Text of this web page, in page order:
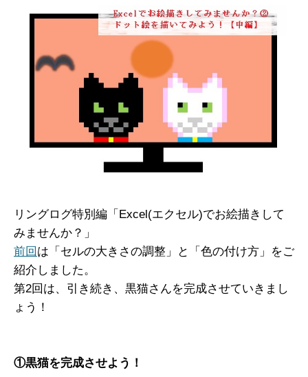
リングログ特別編「Excel(エクセル)でお絵描きして
みませんか？」
前回 は「セルの大きさの調整」と「色の付け方」をご
紹介しました。
第2回は、引き続き、黒猫さんを完成させていきまし
ょう！
①黒猫を完成させよう！